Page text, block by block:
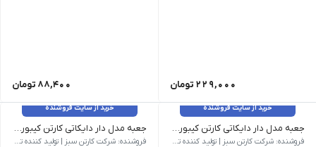
229,000 تومان 88,400 تومان
خرید از سایت فروشنده
جعبه مدل دار دایکاتی کارتن کیبوردی کد CS-D27-38 وزن 90 گرم | ابعاد بیرونی 145 × 75 × 80 میلی‌متر | نام کالا جعبه مدل دار دایکاتی کارتن کیبوردی کد CS-D27-38 | شناسه محصول CS-D27-38 | مدل فنی D27 | روش ساخت دایکاتی | تعداد لایه سه لایه | نوع فلوت E | رنگ رویه قهوه ای | کیفیت درجه یک
فروشنده: شرکت کارتن سبز | تولید کننده تخصصی کارتن و جعبه
خرید از سایت فروشنده
جعبه مدل دار دایکاتی کارتن کیبوردی کد CS-D27-39 وزن 379 گرم | ابعاد بیرونی 400 × 275 × 120 میلی‌متر | نام کالا جعبه مدل دار دایکاتی کارتن کیبوردی کد CS-D27-39 | شناسه محصول CS-D27-39 | مدل فنی D27 | روش ساخت دایکاتی | تعداد لایه سه لایه | نوع فلوت C | رنگ رویه قهوه ای | کیفیت درجه یک
فروشنده: شرکت کارتن سبز | تولید کننده تخصصی کارتن و جعبه